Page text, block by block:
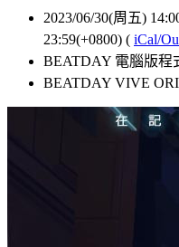
2023/06/30(周五)
23:59(+0800) ( iCal/
BEATDAY 電腦版程
BEATDAY VIVE